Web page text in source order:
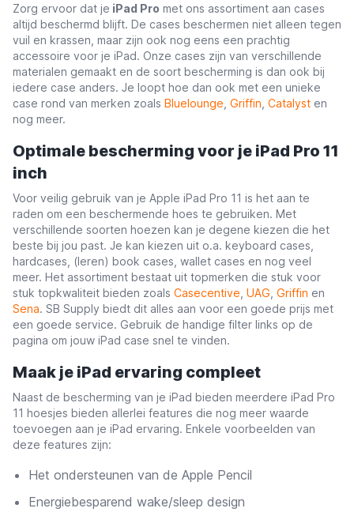
Zorg ervoor dat je iPad Pro met ons assortiment aan cases
altijd beschermd blijft. De cases beschermen niet alleen tegen
vuil en krassen, maar zijn ook nog eens een prachtig
accessoire voor je iPad. Onze cases zijn van verschillende
materialen gemaakt en de soort bescherming is dan ook bij
iedere case anders. Je loopt hoe dan ook met een unieke
case rond van merken zoals Bluelounge Griffin Catalyst en
nog meer.
Optimale bescherming voor je iPad Pro 11
inch
Voor veilig gebruik van je Apple iPad Pro 11 is het aan te
raden om een beschermende hoes te gebruiken. Met
verschillende soorten hoezen kan je degene kiezen die het
beste bij jou past. Je kan kiezen uit o.a. keyboard cases,
hardcases, (leren) book cases, wallet cases en nog veel
meer. Het assortiment bestaat uit topmerken die stuk voor
stuk topkwaliteit bieden zoals Casecentive UAG Griffin en
Sena. SB Supply biedt dit alles aan voor een goede prijs met
een goede service. Gebruik de handige filter links op de
pagina om jouw iPad case snel te vinden.
Maak je iPad ervaring compleet
Naast de bescherming van je iPad bieden meerdere iPad Pro
11 hoesjes bieden allerlei features die nog meer waarde
toevoegen aan je iPad ervaring. Enkele voorbeelden van
deze features zijn:
Het ondersteunen van de Apple Pencil
Energiebesparend wake/sleep design